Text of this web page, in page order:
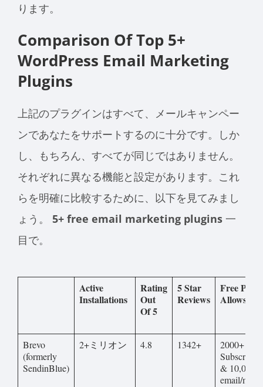
ります。
Comparison Of Top 5+
WordPress Email Marketing
Plugins
上記のプラグインはすべて、メールキャンペー
ンであなたをサポートするのに十分です。しか
し、もちろん、すべてが同じではありません。
それぞれに異なる機能と設定があります。これ
らを明確に比較するために、以下を見てみまし
ょう。
5+ free email marketing plugins 一
目で。
Active
Installations
Rating
Out
Of 5
5 Star
Reviews
Free Plans
Allows
Brevo
(formerly
SendinBlue)
2+ミリオン 4.8 1342+
2000+
Subscribers
& 10,000
email/